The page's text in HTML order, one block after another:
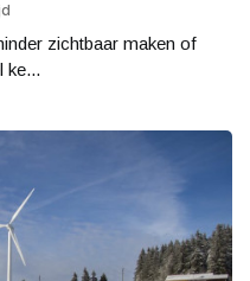
zichtbaar maken of
ke...